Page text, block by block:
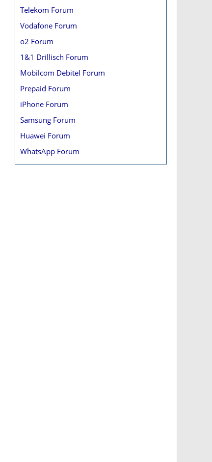
Telekom Forum
Vodafone Forum
o2 Forum
1&1 Drillisch Forum
Mobilcom Debitel Forum
Prepaid Forum
iPhone Forum
Samsung Forum
Huawei Forum
WhatsApp Forum